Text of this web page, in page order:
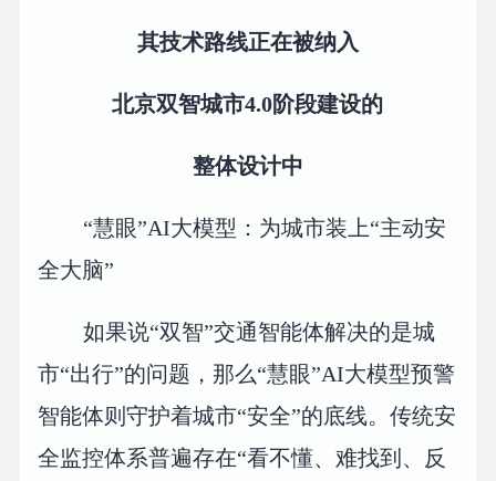
其技术路线正在被纳入
北京双智城市4.0阶段建设的
整体设计中
“慧眼”AI大模型：为城市装上“主动安
全大脑”
如果说“双智”交通智能体解决的是城
市“出行”的问题，那么“慧眼”AI大模型预警
智能体则守护着城市“安全”的底线。传统安
全监控体系普遍存在“看不懂、难找到、反